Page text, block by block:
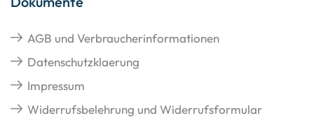
AGB und Verbraucherinformationen
Datenschutzklaerung
Impressum
Widerrufsbelehrung und Widerrufsformular